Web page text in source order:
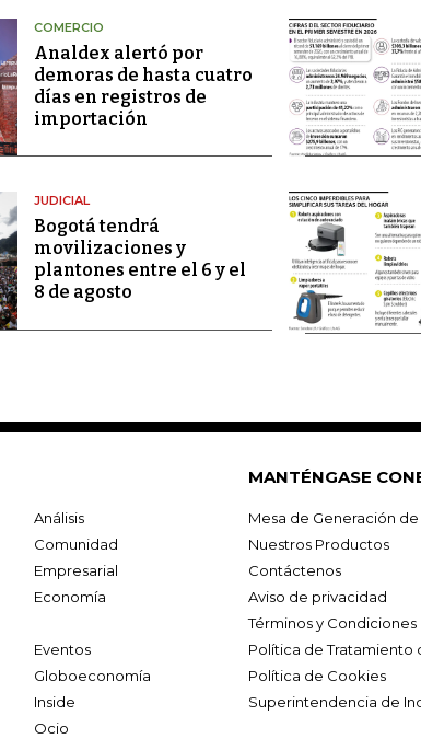
COMERCIO
Analdex alertó por
demoras de hasta cuatro
días en registros de
importación
JUDICIAL
Bogotá tendrá
movilizaciones y
plantones entre el 6 y el
8 de agosto
Análisis
Comunidad
Empresarial
Economía
Eventos
Globoeconomía
Inside
Ocio
MANTÉNGASE
Mesa de Generación
Nuestros Productos
Contáctenos
Aviso de privacidad
Términos y Condiciones
Política de Tratamiento
Política de Cookies
Superintendencia de